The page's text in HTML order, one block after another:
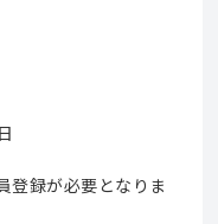
登録が必要となりま